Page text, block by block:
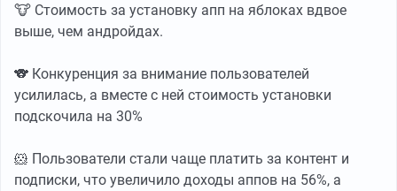
🐮 Cтоимость за установку апп на яблоках вдвое
выше, чем андройдах.
🐨 Конкуренция за внимание пользователей
усилилась, а вместе с ней стоимость установки
подскочила на 30%
🐹 Пользователи стали чаще платить за контент и
подписки, что увеличило доходы аппов на 56%, а